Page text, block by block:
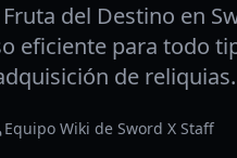
del Destino en
eficiente para todo
de reliquias.
Equipo Wiki de Sword X Staff